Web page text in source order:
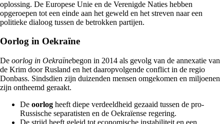
oplossing. De Europese Unie en de Verenigde Naties hebben
opgeroepen tot een einde aan het geweld en het streven naar een
politieke dialoog tussen de betrokken partijen.
Oorlog in Oekraïne
De oorlog in Oekraïnebegon in 2014 als gevolg van de annexatie van
de Krim door Rusland en het daaropvolgende conflict in de regio
Donbass. Sindsdien zijn duizenden mensen omgekomen en miljoenen
zijn ontheemd geraakt.
De oorlog heeft diepe verdeeldheid gezaaid tussen de pro-
Russische separatisten en de Oekraïense regering.